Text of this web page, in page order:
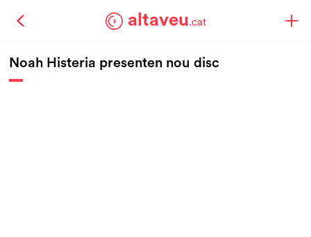
altaveu.cat
Noah Histeria presenten nou disc